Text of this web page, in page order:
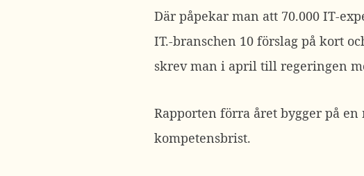
Där påpekar man att 70.000 IT-
IT.-branschen 10 förslag på kort
skrev man i april till regeringen
Rapporten förra året bygger på en
kompetensbrist.